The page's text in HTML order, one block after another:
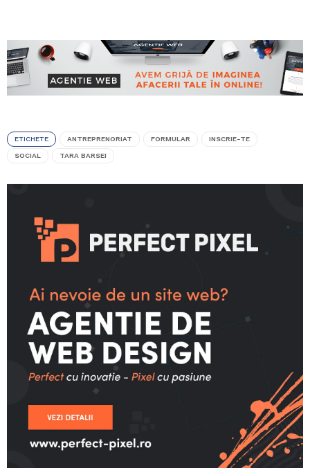
ETICHETE ANTREPRENORIAT FORMULAR INSCRIE-TE
SOCIAL TARA BARSEI